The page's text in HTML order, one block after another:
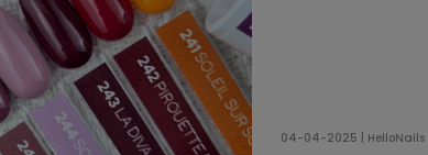
04-04-2025 | HelloNails